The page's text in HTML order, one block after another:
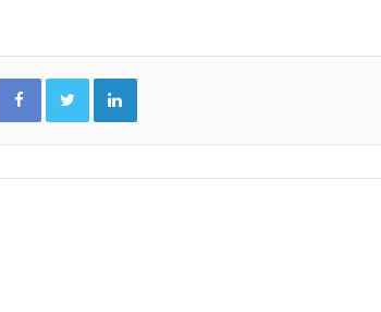
FacebookTwitterLinkedin